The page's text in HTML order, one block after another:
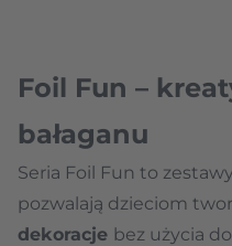
Foil Fun –
bałaganu
Seria Foil Fun to
pozwalają dzieciom
dekoracje bez użycia